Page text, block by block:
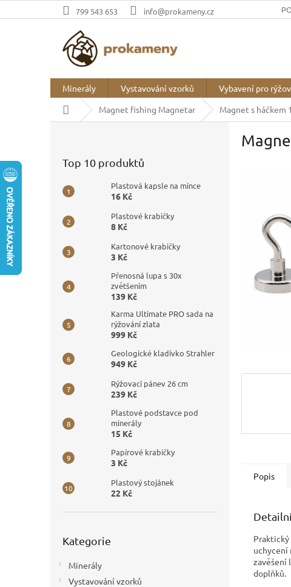
na
799 543 653 info@prokameny.cz
Minerály Vystavování vzorků Vybavení pro
Domů
Magnet fishing Magnetar Magnet s háčkem
Top 10 produktů
Plastová kapsle na mince
16 Kč
Plastové krabičky
8 Kč
Kartonové krabičky
3 Kč
Přenosná lupa s 30x
zvětšením
139 Kč
Karma Ultimate PRO sada na
rýžování zlata
999 Kč
Geologické kladívko Strahler
949 Kč
Rýžovací pánev 26 cm
239 Kč
Plastové podstavce pod
minerály
15 Kč
Papírové krabičky
3 Kč
Plastový stojánek
22 Kč
kategorie
Kategorie
Minerály
Vystavování vzorků
Popis
uchycení
zavěšení
doplňků.